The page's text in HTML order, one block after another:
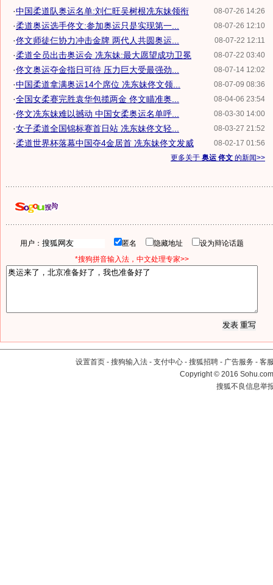
08-07-26 14:26
·中国柔道队奥运名单:刘仁旺吴树根冼东妹领衔
08-07-26 12:10
·柔道奥运选手佟文:参加奥运只是实现第一...
08-07-22 12:11
·佟文师徒仨协力冲击金牌 两代人共圆奥运...
08-07-22 03:40
·柔道全员出击奥运会 冼东妹:最大愿望成功卫冕
08-07-14 12:02
·佟文奥运夺金指日可待 压力巨大受最强劲...
08-07-09 08:36
·中国柔道拿满奥运14个席位 冼东妹佟文领...
08-04-06 23:54
·全国女柔赛完胜袁华包揽两金 佟文瞄准奥...
08-03-30 14:00
·佟文冼东妹难以撼动 中国女柔奥运名单呼...
08-03-27 21:52
·女子柔道全国锦标赛首日站 冼东妹佟文轻...
08-02-17 01:56
·柔道世界杯落幕中国夺4金居首 冼东妹佟文发威
更多关于 奥运 佟文 的新闻>>
用户： 匿名 隐藏地址
设为辩论话题
*搜狗拼音输入法，中文处理专家>>
设置首页 - 搜狗输入法 - 支付中心 - 搜狐招聘 - 广告服务 - 客
Copyright©2016
搜狐不良信息举